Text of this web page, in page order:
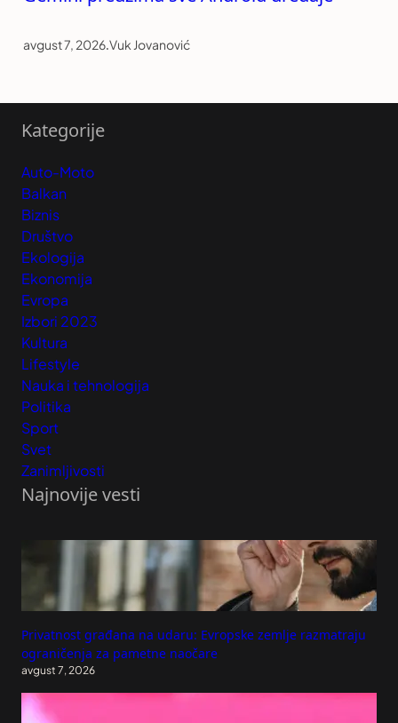
avgust 7, 2026.Vuk Jovanović
Kategorije
Auto-Moto
Balkan
Biznis
Društvo
Ekologija
Ekonomija
Evropa
Izbori 2023
Kultura
Lifestyle
Nauka i tehnologija
Politika
Sport
Svet
Zanimljivosti
Najnovije vesti
Privatnost građana na udaru: Evropske zemlje razmatraju
ograničenja za pametne naočare
avgust 7, 2026